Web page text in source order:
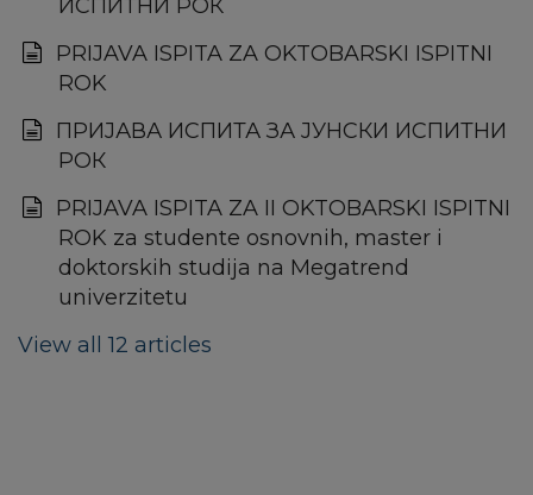
ИСПИТНИ РОК
PRIJAVA ISPITA ZA OKTOBARSKI ISPITNI
ROK
ПРИЈАВА ИСПИТА ЗА ЈУНСКИ ИСПИТНИ
РОК
PRIJAVA ISPITA ZA II OKTOBARSKI ISPITNI
ROK za studente osnovnih, master i
doktorskih studija na Megatrend
univerzitetu
View all 12 articles